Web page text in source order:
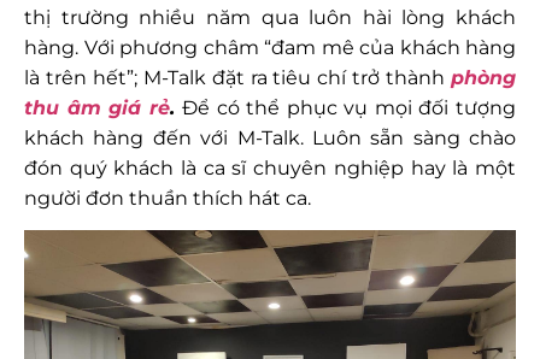
thị trường nhiều năm qua luôn hài lòng khách
hàng. Với phương châm “đam mê của khách hàng
là trên hết”; M-Talk đặt ra tiêu chí trở thành phòng
thu âm giá rẻ.Để có thể phục vụ mọi đối tượng
khách hàng đến với M-Talk. Luôn sẵn sàng chào
đón quý khách là ca sĩ chuyên nghiệp hay là một
người đơn thuần thích hát ca.